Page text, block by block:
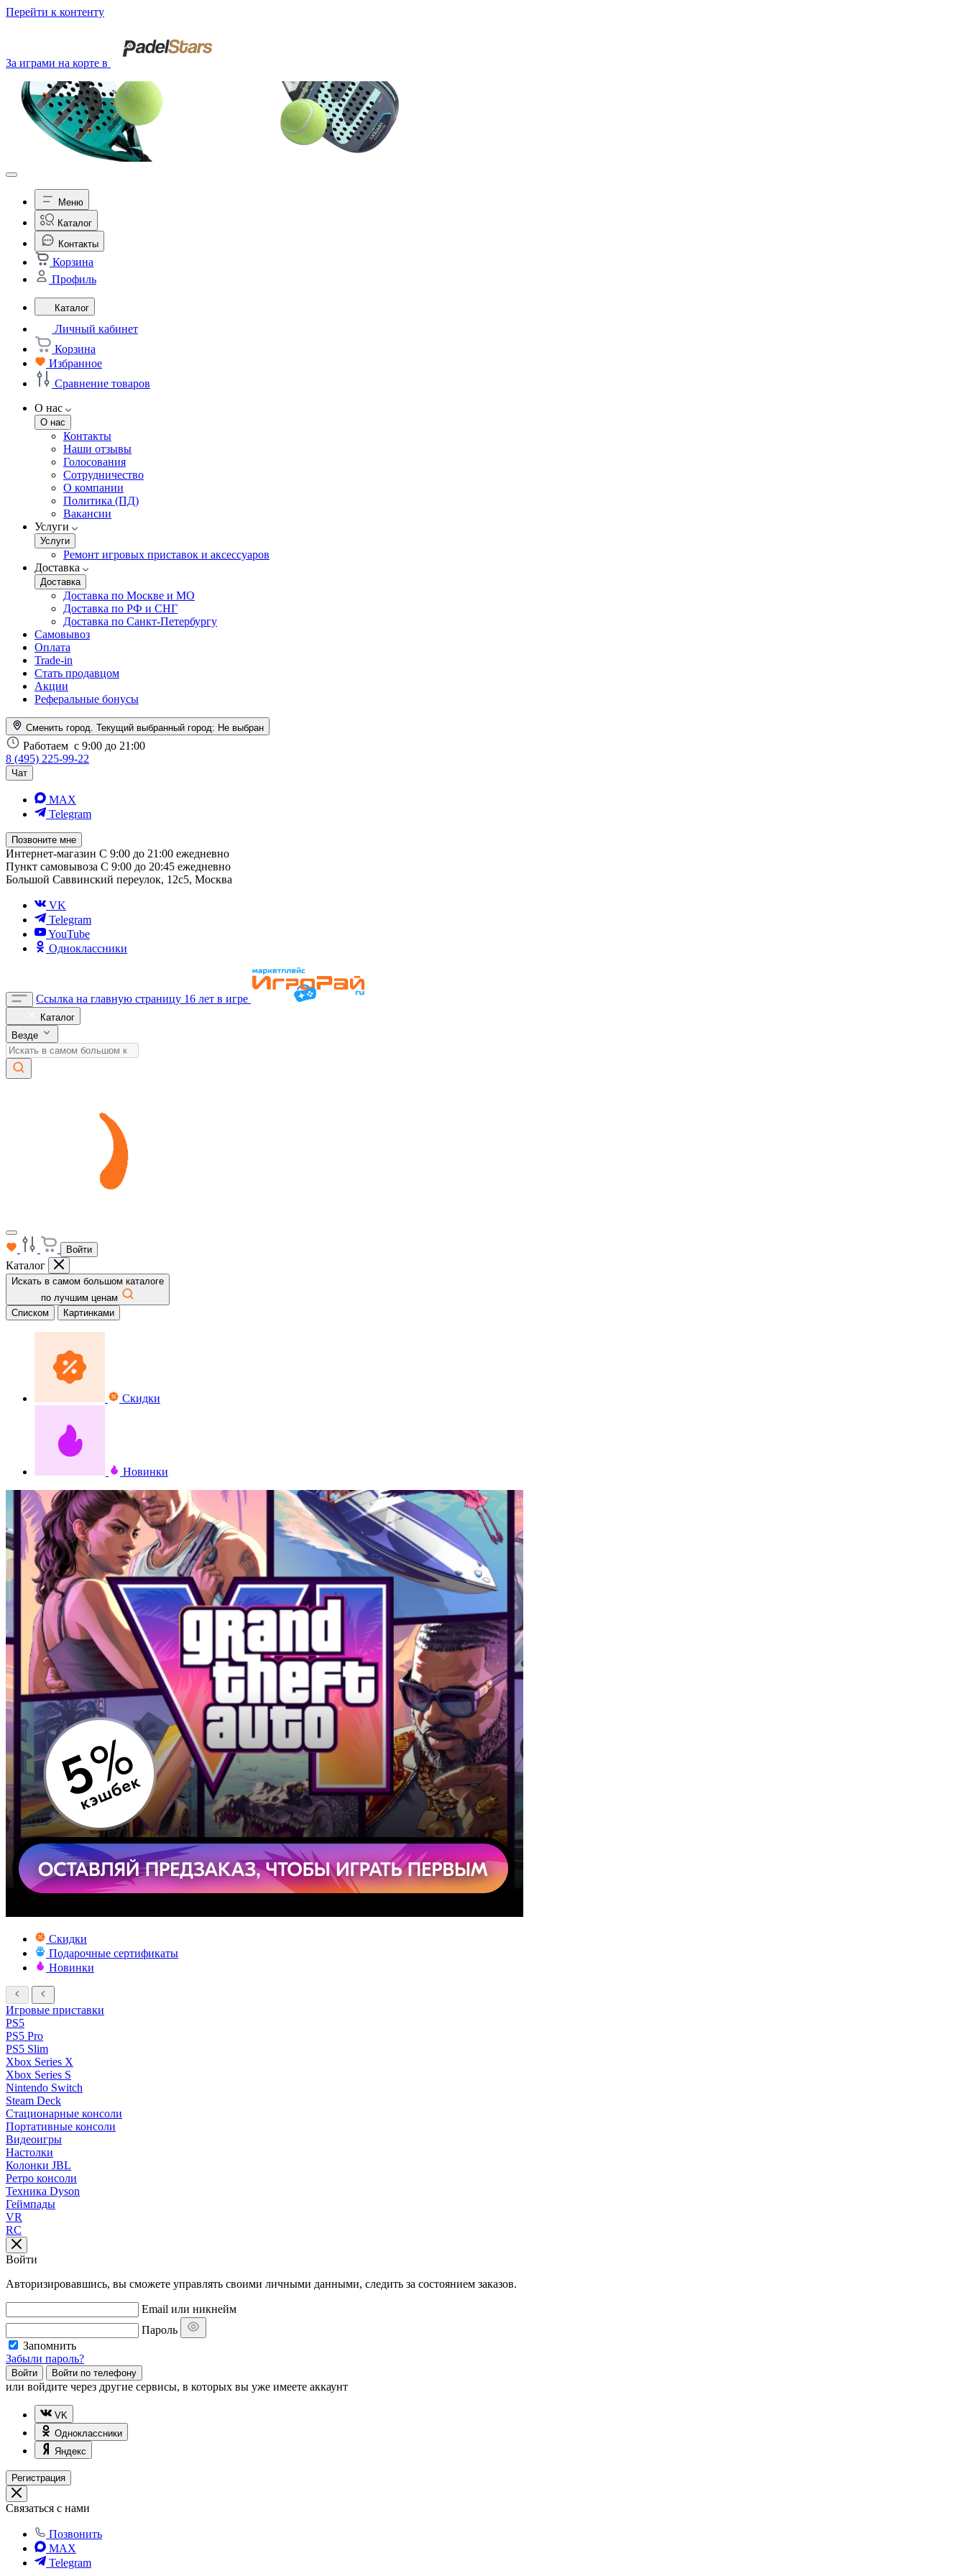
Перейти к контенту
За играми на корте в
Меню
Каталог
Контакты
Корзина
Профиль
Каталог
Личный кабинет
Корзина
Избранное
Сравнение товаров
О нас
О нас
Контакты
Наши отзывы
Голосования
Сотрудничество
О компании
Политика (ПД)
Вакансии
Услуги
Услуги
Ремонт игровых приставок и аксессуаров
Доставка
Доставка
Доставка по Москве и МО
Доставка по РФ и СНГ
Доставка по Санкт-Петербургу
Самовывоз
Оплата
Trade-in
Стать продавцом
Акции
Реферальные бонусы
Сменить город. Текущий выбранный город: Не выбран
Работаем с 9:00 до 21:00
8 (495) 225-99-22
Чат
MAX
Telegram
Позвоните мне
Интернет-магазин С 9:00 до 21:00 ежедневно
Пункт самовывоза С 9:00 до 20:45 ежедневно
Большой Саввинский переулок, 12с5, Москва
VK
Telegram
YouTube
Одноклассники
Ссылка на главную страницу 16 лет в игре
Каталог
Везде
Войти
Каталог
Искать в самом большом каталоге
по лучшим ценам
Списком
Картинками
Скидки
Новинки
Скидки
Подарочные сертификаты
Новинки
Игровые приставки
PS5
PS5 Pro
PS5 Slim
Xbox Series X
Xbox Series S
Nintendo Switch
Steam Deck
Стационарные консоли
Портативные консоли
Видеоигры
Настолки
Колонки JBL
Ретро консоли
Техника Dyson
Геймпады
VR
RC
Войти
Авторизировавшись, вы сможете управлять своими личными данными, следить за состоянием заказов.
Email или никнейм
Пароль
Запомнить
Забыли пароль?
Войти Войти по телефону
или войдите через другие сервисы, в которых вы уже имеете аккаунт
VK
Одноклассники
Яндекс
Регистрация
Связаться с нами
Позвонить
MAX
Telegram